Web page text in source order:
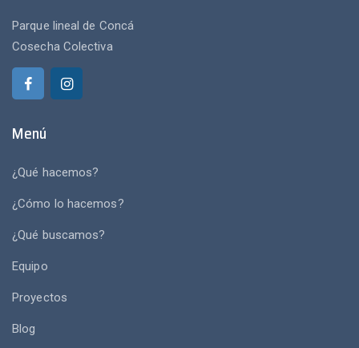
Parque lineal de Concá
Cosecha Colectiva
Menú
¿Qué hacemos?
¿Cómo lo hacemos?
¿Qué buscamos?
Equipo
Proyectos
Blog